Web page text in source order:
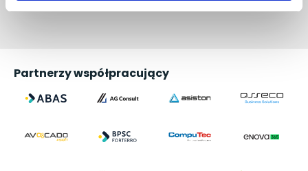
Partnerzy współpracujący